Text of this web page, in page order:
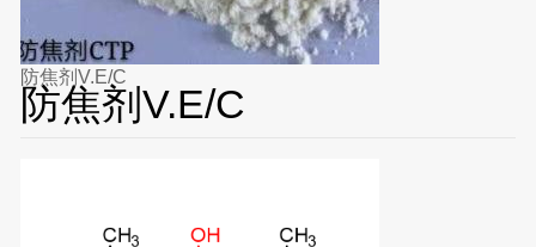
防焦剂V.E/C
防焦剂V.E/C